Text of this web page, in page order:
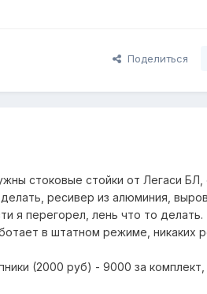
Поделиться
стоковые стойки от Легаси БЛ,
ресивер из алюминия,
я перегорел, лень что то делать.
в штатном режиме, никаких
(2000 руб) - 9000 за комплект,